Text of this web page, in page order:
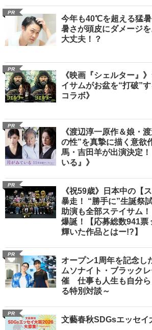
PR
今年も40℃を超える猛
暑さが頭皮にダメージ
大丈夫！？
PR
《映画『シェルター』
イサムがお盆を“打破”
コラボ》
PR
《渡辺淳一原作＆娘・
の性”を真摯に描く意欲
馬・吉田羊が出演決定
いる』》
PR
《祝59歳》日本中の【
暴走！ “勝手に”生誕祭
助演も全部ステイサム！
爆誕！【応募総数941票
輝いた作品とはー!?】
PR
オープン1周年を記念し
ムソナイト・ブラック
催 仕事も人生も自分ら
る特別対談～
PR
文藝春秋SDGsエッセイ